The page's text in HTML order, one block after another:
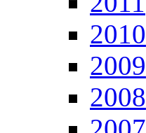
2010
2009
2008